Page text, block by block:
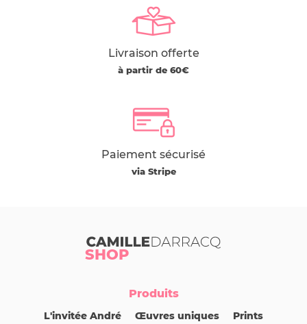
Livraison offerte
à partir de 60€
Paiement sécurisé
via Stripe
Camille Darracq
SHOP
Produits
L'invitée André Œuvres uniques Prints